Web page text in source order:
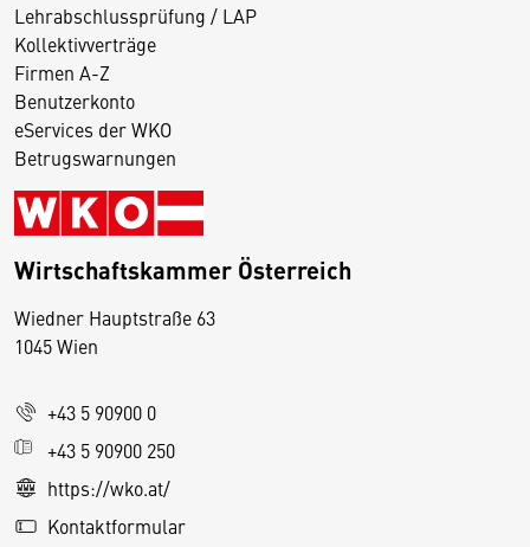
Lehrabschlussprüfung / LAP
Kollektivverträge
Firmen A-Z
Benutzerkonto
eServices der WKO
Betrugswarnungen
Wirtschaftskammer Österreich
Wiedner Hauptstraße 63
1045 Wien
+43 5 90900 0
+43 5 90900 250
https://wko.at/
Kontaktformular
D
s
e
S
e